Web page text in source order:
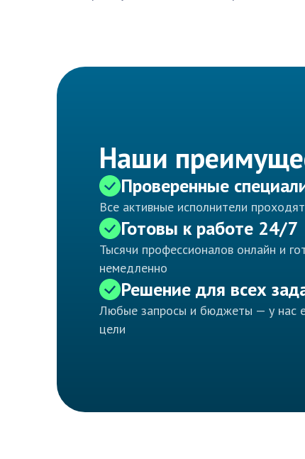
Наши
Проверенные
Все активные исполнители
Готовы к работе 24/7
Тысячи профессионалов онлайн и
немедленно
Решение для всех
Любые запросы и бюджеты — у нас
цели